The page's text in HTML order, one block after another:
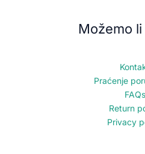
Možemo
Praćenje
FAQs
Return
Privacy